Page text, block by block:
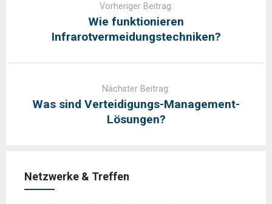
Vorheriger Beitrag:
Wie funktionieren
Infrarotvermeidungstechniken?
Nächster Beitrag:
Was sind Verteidigungs-Management-
Lösungen?
Netzwerke & Treffen